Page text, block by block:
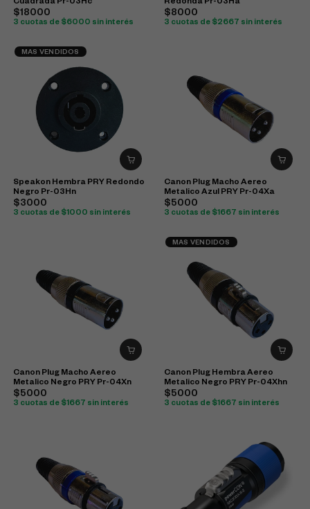
Cuadrada Pr-03Hc
$18000
3 cuotas de $6000 sin interés
Redonda Pr-03Ha
$8000
3 cuotas de $2667 sin interés
MAS VENDIDOS
Speakon Hembra PRY Redondo
Negro Pr-03Hn
$3000
3 cuotas de $1000 sin interés
Canon Plug Macho Aereo
Metalico Azul PRY Pr-04Xa
$5000
3 cuotas de $1667 sin interés
Canon Plug Macho Aereo
Metalico Negro PRY Pr-04Xn
$5000
3 cuotas de $1667 sin interés
MAS VENDIDOS
Canon Plug Hembra Aereo
Metalico Negro PRY Pr-04Xhn
$5000
3 cuotas de $1667 sin interés